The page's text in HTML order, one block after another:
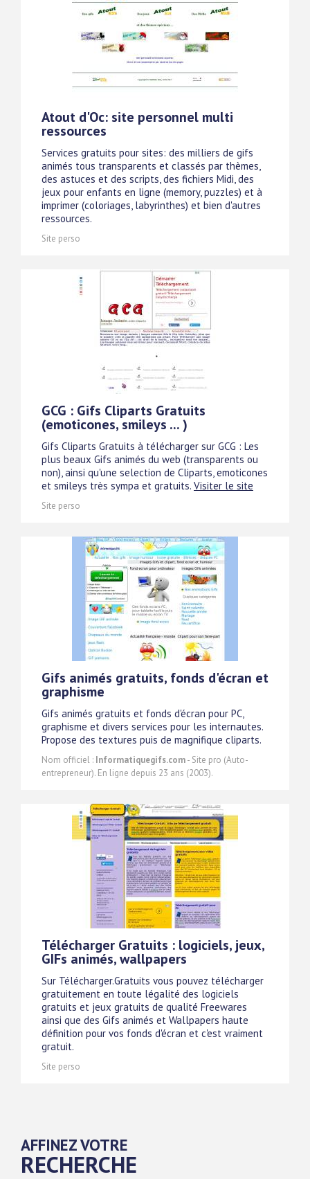
Atout d'Oc: site personnel multi
ressources
Services gratuits pour sites: des milliers de gifs
animés tous transparents et classés par thèmes,
des astuces et des scripts, des fichiers Midi, des
jeux pour enfants en ligne (memory, puzzles) et à
imprimer (coloriages, labyrinthes) et bien d'autres
ressources.
Site perso
GCG : Gifs Cliparts Gratuits
(emoticones, smileys ... )
Gifs Cliparts Gratuits à télécharger sur GCG : Les
plus beaux Gifs animés du web (transparents ou
non), ainsi qu'une selection de Cliparts, emoticones
et smileys très sympa et gratuits. Visiter le site
Site perso
Gifs animés gratuits, fonds d'écran et
graphisme
Gifs animés gratuits et fonds d'écran pour PC,
graphisme et divers services pour les internautes.
Propose des textures puis de magnifique cliparts.
Nom officiel : Informatiquegifs.com- Site pro (Auto-
entrepreneur). En ligne depuis 23 ans (2003).
Télécharger Gratuits : logiciels, jeux,
GIFs animés, wallpapers
Sur Télécharger.Gratuits vous pouvez télécharger
gratuitement en toute légalité des logiciels
gratuits et jeux gratuits de qualité Freewares
ainsi que des Gifs animés et Wallpapers haute
définition pour vos fonds d'écran et c'est vraiment
gratuit.
Site perso
AFFINEZ VOTRE
RECHERCHE